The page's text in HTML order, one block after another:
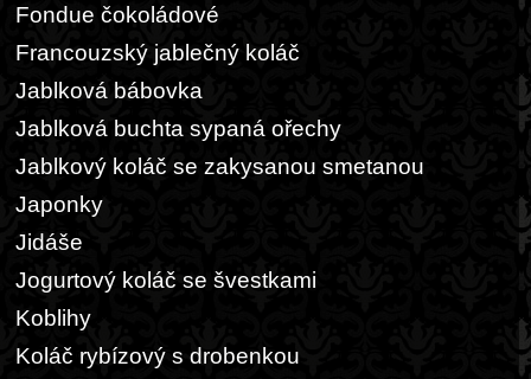
Fondue čokoládové
Francouzský jablečný koláč
Jablková bábovka
Jablková buchta sypaná ořechy
Jablkový koláč se zakysanou smetanou
Japonky
Jidáše
Jogurtový koláč se švestkami
Koblihy
Koláč rybízový s drobenkou